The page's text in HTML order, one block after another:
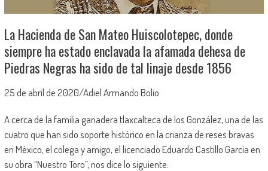
La Hacienda de San Mateo Huiscolotepec, donde
siempre ha estado enclavada la afamada dehesa de
Piedras Negras ha sido de tal linaje desde 1856
25 de abril de 2020/Adiel Armando Bolio
A cerca de la familia ganadera tlaxcalteca de los González, una de las
cuatro que han sido soporte histórico en la crianza de reses bravas
en México, el colega y amigo, el licenciado Eduardo Castillo García en
su obra “Nuestro Toro”, nos dice lo siguiente: